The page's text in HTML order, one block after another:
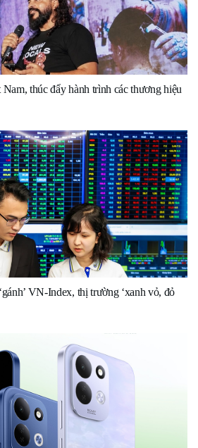
thúc đẩy hành trình các thương hiệu
VN-Index, thị trường ‘xanh vỏ, đỏ